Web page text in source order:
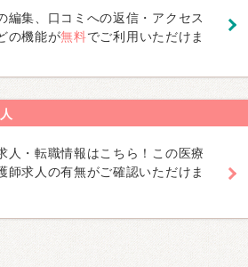
編集、口コミへの返信・アクセス
の機能が無料でご利用いただけま
人・転職情報はこちら！この医療
師求人の有無がご確認いただけま